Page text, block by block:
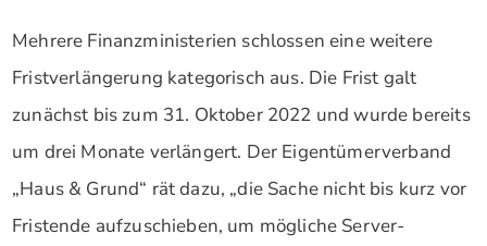
Mehrere Finanzministerien schlossen eine weitere
Fristverlängerung kategorisch aus. Die Frist galt
zunächst bis zum 31. Oktober 2022 und wurde bereits
um drei Monate verlängert. Der Eigentümerverband
„Haus & Grund“ rät dazu, „die Sache nicht bis kurz vor
Fristende aufzuschieben, um mögliche Server-